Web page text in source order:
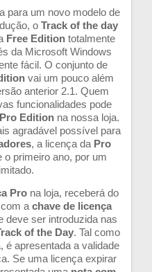
para um novo modelo de
o Track of the day
Free Editiontotalmente
da Microsoft Windows
fácil. O conjunto de
vai um pouco além
anterior 2.1. Quem
funcionalidades pode
Pro Editionna nossa loja.
agradável possível para
, a licença da Pro
o primeiro ano, por um
Prona loja, receberá do
a chave de licença
deve ser introduzida nas
of the Day. Tal como
é apresentada a validade
Se uma licença expirar